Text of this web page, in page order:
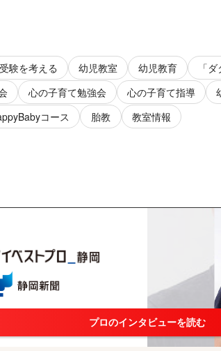
受験を考える 幼児教室 幼児教育 「
心の子育て勉強会 心の子育て指導
コース 胎教
教室情報
プロのインタビューを読む